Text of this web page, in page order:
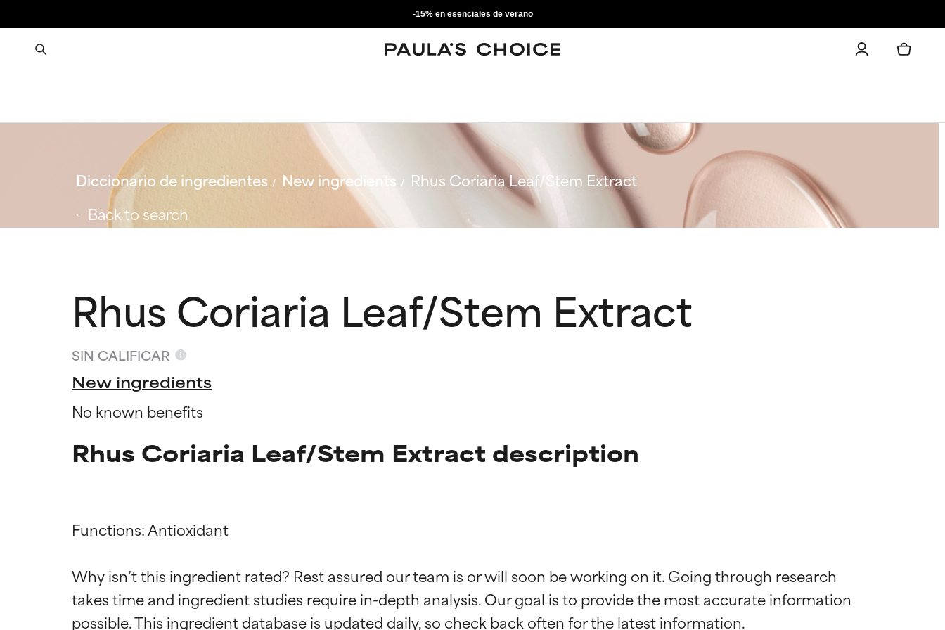
-15% en esenciales de verano
Diccionario de ingredientes New ingredients
Rhus Coriaria Leaf/Stem Extract
Back to search
Rhus Coriaria Leaf/Stem Extract
SIN CALIFICAR
New ingredients
No known benefits
Rhus Coriaria Leaf/Stem Extract description
Functions: Antioxidant
Why isn’t this ingredient rated? Rest assured our team is or will soon be working on it. Going through research
takes time and ingredient studies require in-depth analysis. Our goal is to provide the most accurate information
EXCELENTE
Ingrediente sobresaliente con beneficios reales para la piel. Su eficacia está demostrada y
EXCELENTE
Ingrediente sobresaliente con beneficios reales para la piel. Su eficacia está demostrada y